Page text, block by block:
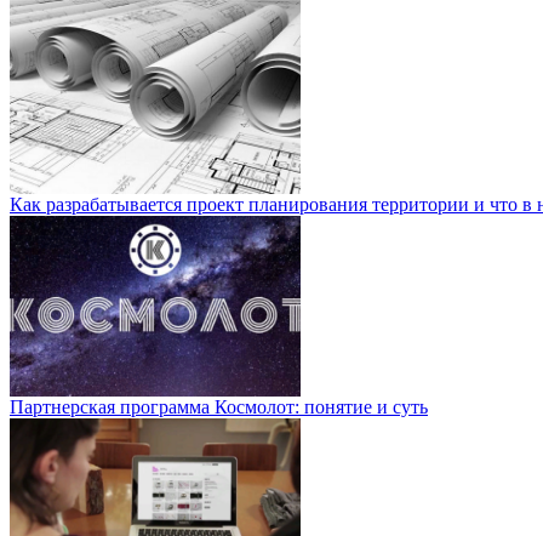
Как разрабатывается проект планирования территории и что в
Партнерская программа Космолот: понятие и суть